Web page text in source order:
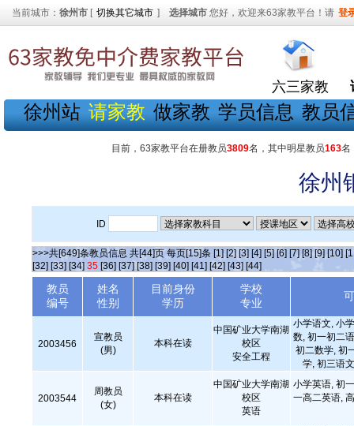
当前城市： 徐州市 [ 切换其它城市 ] 选择城市 您好，欢迎来63家教平台！请 登
六三家教
徐州站 请家教 做家教 学员信息 教员
目前，63家教平台在册教员3809名，其中明星教员163名
徐州
ID
>>>共[649]条教员信息 共[44]页 每页[15]条 [1] [2] [3] [4] [5] [6] [7] [8] [9] [10]
[32] [33] [34] 35 [36] [37] [38] [39] [40] [41] [42] [43] [44]
教员
编号
姓名
性别
目前身份
学历
学校
专业
2003456
宣教员
(男)
本科在读
中国矿业大学南湖
校区
安全工程
小学语文, 小
数, 初一初二
初二数学, 初
学, 初三语
2003544
周教员
(女)
本科在读
中国矿业大学南湖
校区
英语
小学英语, 初
一高二英语,